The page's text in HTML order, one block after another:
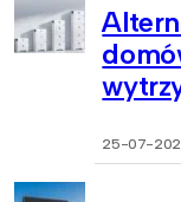
25-07-